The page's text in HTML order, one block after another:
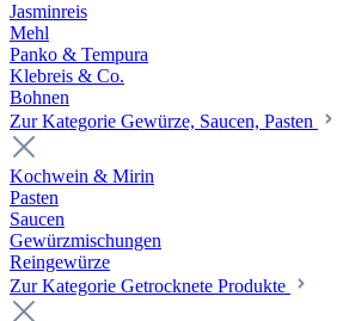
Jasminreis
Mehl
Panko & Tempura
Klebreis & Co.
Bohnen
Zur Kategorie Gewürze, Saucen, Pasten
Kochwein & Mirin
Pasten
Saucen
Gewürzmischungen
Reingewürze
Zur Kategorie Getrocknete Produkte